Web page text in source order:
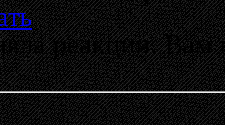
реакции. Вам